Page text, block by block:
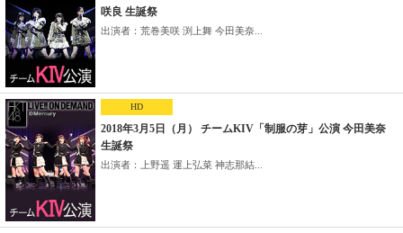
咲良 生誕祭
出演者：荒巻美咲 渕上舞 今田美奈...
HD
2018年3月5日（月） チームKIV「制服の芽」公演 今田美奈
生誕祭
出演者：上野遥 運上弘菜 神志那結...